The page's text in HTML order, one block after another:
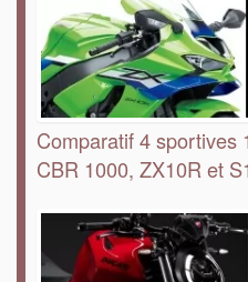
Comparatif 4 sportives
CBR 1000, ZX10R et